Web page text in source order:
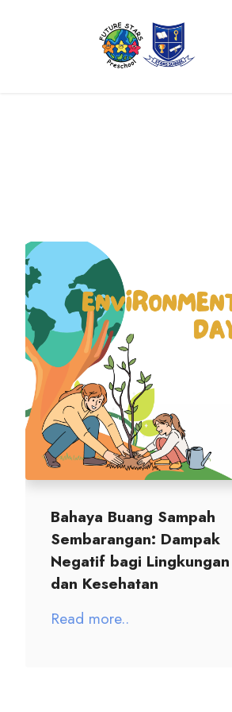
Bahaya Buang Sampah
Sembarangan: Dampak
Negatif bagi Lingkungan
dan Kesehatan
Read more..